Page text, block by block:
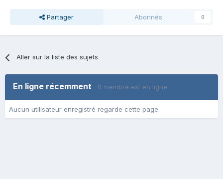
Partager Abonnés 0
Aller sur la liste des sujets
En ligne récemment 0 membre est en ligne
Aucun utilisateur enregistré regarde cette page.